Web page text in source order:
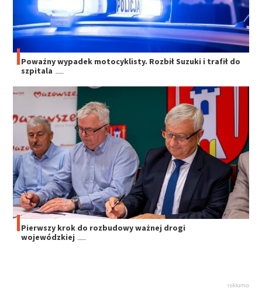
Poważny wypadek motocyklisty. Rozbił Suzuki i trafił do
szpitala
Pierwszy krok do rozbudowy ważnej drogi
wojewódzkiej